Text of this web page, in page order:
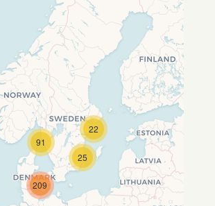
Travelers' Map wird geladen …
Wenn du dies siehst, nachdem
deine Seite vollständig geladen
wurde, fehlen leafletJS-Dateien.
22
25
209
91